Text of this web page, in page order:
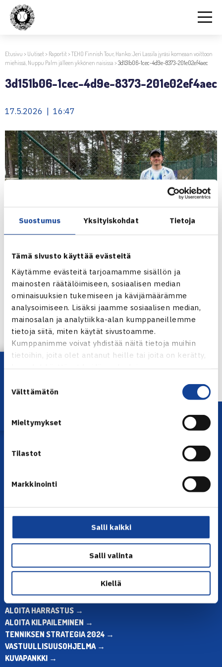
Suostumus Yksityiskohdat Tietoja
Tämä sivusto käyttää evästeitä
Käytämme evästeitä tarjoamamme sisällön ja
mainosten räätälöimiseen, sosiaalisen median
ominaisuuksien tukemiseen ja kävijämäärämme
analysoimiseen. Lisäksi jaamme sosiaalisen median,
mainosalan ja analytiikka-alan kumppaneillemme
tietoja siitä, miten käytät sivustoamme.
Kumppanimme voivat yhdistää näitä tietoja muihin
tietoihin, joita olet antanut heille tai joita on kerätty,
kun olet käyttänyt heidän palvelujaan.
valinta
Välttämätön
Mieltymykset
Tilastot
Markkinointi
Salli kaikki
Salli valinta
Kiellä
Etusivu > Uutiset> Raportit>TEHO Finnish Tour, Hanko: Jeri Lassila jyräsi komeaan voittoon
miehissä, Nuppu Palm jälleen ykkönen naisissa >3d151b06-1cec-4d9e-8373-201e02ef4aec
3d151b06-1cec-4d9e-8373-201e02ef4aec
17.5.2026 | 16:47
Jaa:
Lataa OmaTennis!
Olympiastadion, Paavo Nurmen tie 1, 00250 Helsinki
ma-pe klo 10.00-12.00
Muina aikoina olkaa yhteydessä
sähköpostitse: toimisto@tennis.fi
ALOITA HARRASTUS →
ALOITA KILPAILEMINEN →
TENNIKSEN STRATEGIA 2024 →
VASTUULLISUUSOHJELMA →
KUVAPANKKI →